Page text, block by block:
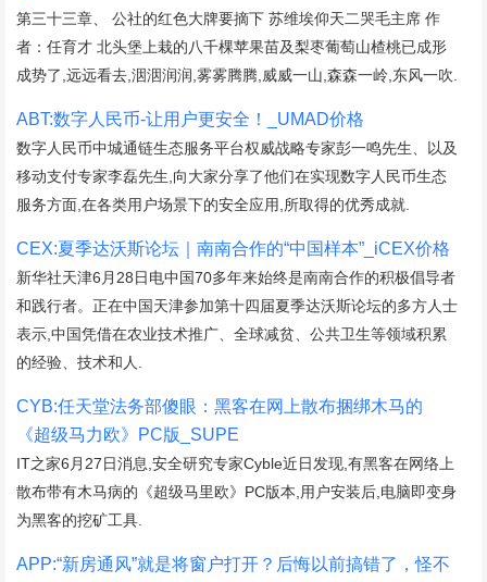
第三十三章、 公社的红色大牌要摘下 苏维埃仰天二哭毛主席 作
者：任育才 北头堡上栽的八千棵苹果苗及梨枣葡萄山楂桃已成形
成势了,远远看去,洇洇润润,雾雾腾腾,威威一山,森森一岭,东风一吹.
ABT:数字人民币-让用户更安全！_UMAD价格
数字人民币中城通链生态服务平台权威战略专家彭一鸣先生、以及
移动支付专家李磊先生,向大家分享了他们在实现数字人民币生态
服务方面,在各类用户场景下的安全应用,所取得的优秀成就.
CEX:夏季达沃斯论坛｜南南合作的“中国样本”_iCEX价格
新华社天津6月28日电中国70多年来始终是南南合作的积极倡导者
和践行者。正在中国天津参加第十四届夏季达沃斯论坛的多方人士
表示,中国凭借在农业技术推广、全球减贫、公共卫生等领域积累
的经验、技术和人.
CYB:任天堂法务部傻眼：黑客在网上散布捆绑木马的
《超级马力欧》PC版_SUPE
IT之家6月27日消息,安全研究专家Cyble近日发现,有黑客在网络上
散布带有木马病的《超级马里欧》PC版本,用户安装后,电脑即变身
为黑客的挖矿工具.
APP:“新房通风”就是将窗户打开？后悔以前搞错了，怪不